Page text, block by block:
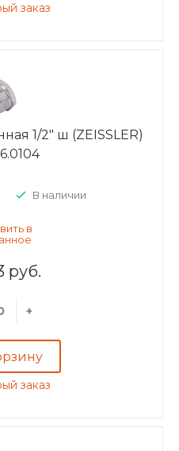
заказ
1/2" ш (ZEISSLER)
В наличии
руб.
+
заказ